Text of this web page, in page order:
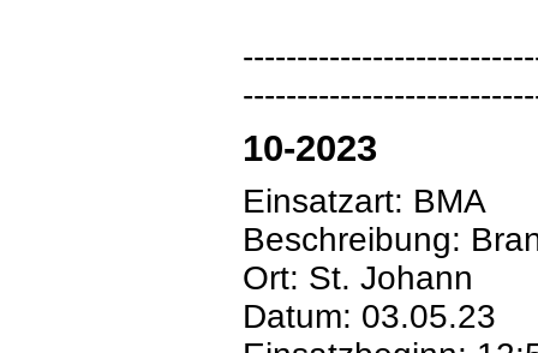
10-2023
Einsatzart: BMA
Beschreibung:
Ort: St. Johann
Datum: 03.05.23